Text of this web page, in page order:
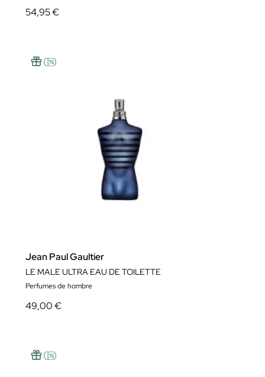
54,95 €
Jean Paul Gaultier
LE MALE ULTRA EAU DE TOILETTE
Perfumes de hombre
49,00 €